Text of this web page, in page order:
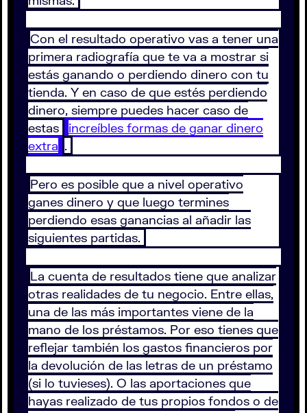
Con el resultado operativo vas a tener una
primera radiografía que te va a mostrar si
estás ganando o perdiendo dinero con tu
tienda. Y en caso de que estés perdiendo
dinero, siempre puedes hacer caso de
estas
increíbles formas de ganar dinero
extra .
Pero es posible que a nivel operativo
ganes dinero y que luego termines
perdiendo esas ganancias al añadir las
siguientes partidas.
La cuenta de resultados tiene que analizar
otras realidades de tu negocio. Entre ellas,
una de las más importantes viene de la
mano de los préstamos. Por eso tienes que
reflejar también los gastos financieros por
la devolución de las letras de un préstamo
(si lo tuvieses). O las aportaciones que
hayas realizado de tus propios fondos o de